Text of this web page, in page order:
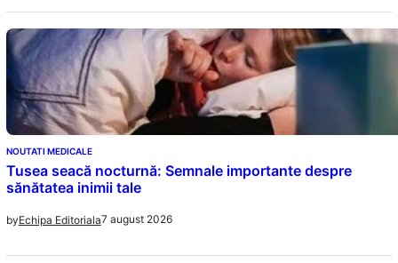
NOUTATI MEDICALE
Tusea seacă nocturnă: Semnale importante despre
sănătatea inimii tale
byEchipa Editoriala7 august 2026